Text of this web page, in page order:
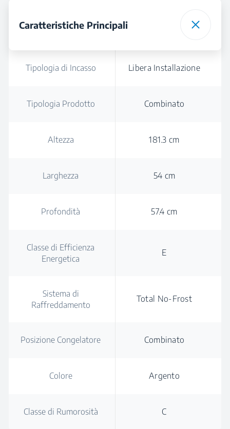
Caratteristiche Principali
Tipologia di Incasso Libera Installazione
Tipologia Prodotto Combinato
Altezza 181.3 cm
Larghezza 54 cm
Profondità 57.4 cm
Classe di Efficienza
Energetica
E
Sistema di
Raffreddamento
Total No-Frost
Posizione Congelatore Combinato
Colore Argento
Classe di Rumorosità C